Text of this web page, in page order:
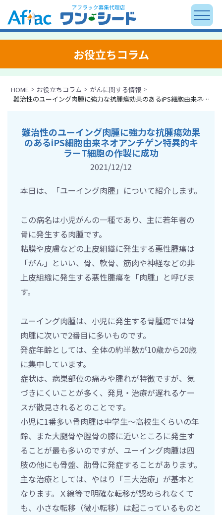
お役立ちコラム
HOME お役立ちコラム
がんに関する情報
難治性のユーイング肉腫に強力な抗腫瘍効果のあるiPS細胞由来ネオアンチゲン特異的キラーT細胞の作製に成功
難治性のユーイング肉腫に強力な抗腫瘍効果
のあるiPS細胞由来ネオアンチゲン特異的キ
ラーT細胞の作製に成功
2021/12/12
本日は、「ユーイング肉腫」について紹介します。
この病名は小児がんの一種であり、主に若年者の
骨に発生する肉腫です。
粘膜や皮膚などの上皮組織に発生する悪性腫瘍は
「がん」といい、骨、軟骨、筋肉や神経などの非
上皮組織に発生する悪性腫瘍を「肉腫」と呼びま
す。
ユーイング肉腫は、小児に発生する骨腫瘍では骨
肉腫に次いで2番目に多いものです。
発症年齢としては、全体の約半数が10歳から20歳
に集中しています。
症状は、病巣部位の痛みや腫れが特徴ですが、気
づきにくいことが多く、発見・治療が遅れるケー
スが散見されるとのことです。
小児に1番多い骨肉腫は中学生～高校生くらいの年
齢、また大腿骨や脛骨の膝に近いところに発生す
ることが最も多いのですが、ユーイング肉腫は四
肢の他にも骨盤、肋骨に発症することがあります。
主な治療としては、やはり「三大治療」が基本と
なります。Ｘ線等で明確な転移が認められなくて
も、小さな転移（微小転移）は起こっているものと